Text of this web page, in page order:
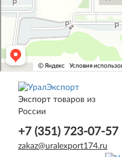
Экспорт товаров из
России
+7 (351) 723-07-57
zakaz@uralexport174.ru